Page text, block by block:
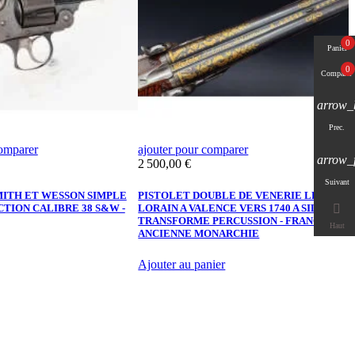
ET WESSON SIMPLE
CALIBRE 38 S&W -
ajouter pour comparer
Prix
2 500,00 €
PISTOLET DOUBLE DE VENERIE LE
LORAIN A VALENCE VERS 1740 A SILEX
TRANSFORME PERCUSSION - FRANCE
ANCIENNE MONARCHIE
Ajouter au panier
Panier
0
Comparer
0
Prec.
Suivant

Haut